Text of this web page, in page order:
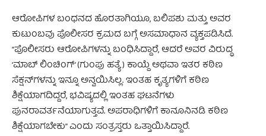
ಆರೋಪಿಗಳ ಬಂಧನದ ಹೊರತಾಗಿಯೂ, ಬಲಿಪಶು ಮತ್ತು ಅವರ
ಕುಟುಂಬವು ಪೊಲೀಸರ ಕ್ರಮದ ಬಗ್ಗೆ ಅಸಮಾಧಾನ ವ್ಯಕ್ತಪಡಿಸಿದೆ.
“ಪೊಲೀಸರು ಆರೋಪಿಗಳನ್ನು ಬಂಧಿಸಿದ್ದಾರೆ, ಆದರೆ ಅವರ ವಿರುದ್ಧ
‘ಮಾಬ್ ಲಿಂಚಿಂಗ್’ (ಗುಂಪು ಹತ್ಯೆ) ಕಾಯ್ದೆ ಅಥವಾ ಇತರ ಕಠಿಣ
ಸೆಕ್ಷನ್‌ಗಳನ್ನು ಇನ್ನೂ ಅನ್ವಯಿಸಿಲ್ಲ. ಇಂತಹ ಕೃತ್ಯಗಳಿಗೆ ಕಠಿಣ
ಶಿಕ್ಷೆಯಾಗದಿದ್ದರೆ, ಭವಿಷ್ಯದಲ್ಲಿ ಇಂತಹ ಘಟನೆಗಳು
ಪುನರಾವರ್ತನೆಯಾಗುತ್ತವೆ. ಅಪರಾಧಿಗಳಿಗೆ ಕಾನೂನಿನಡಿ ಕಠಿಣ
ಶಿಕ್ಷೆಯಾಗಬೇಕು” ಎಂದು ಸಂತ್ರಸ್ತರು ಒತ್ತಾಯಿಸಿದ್ದಾರೆ.